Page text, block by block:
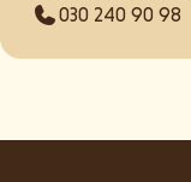
030 240 90 98